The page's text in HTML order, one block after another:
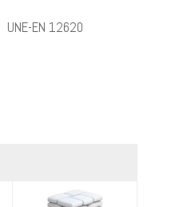
EN 12620